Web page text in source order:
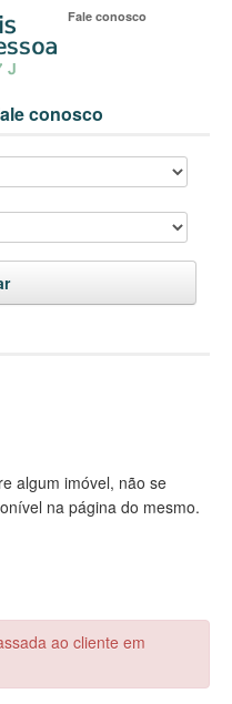
Fale conosco
conosco
algum imóvel, não se
na página do mesmo.
ao cliente em